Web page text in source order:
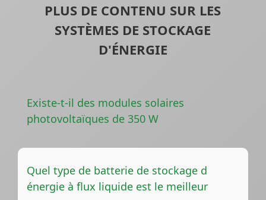
PLUS DE CONTENU SUR LES
SYSTÈMES DE STOCKAGE
D'ÉNERGIE
Existe-t-il des modules solaires
photovoltaïques de 350 W
Quel type de batterie de stockage d
énergie à flux liquide est le meilleur